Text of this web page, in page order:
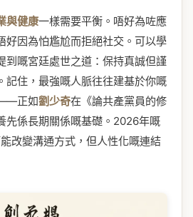
與健康一樣需要平衡。唔好為咗應
好因為怕尷尬而拒絕社交。可以學
到嘅宮廷處世之道：保持真誠但謹
記住，最強嘅人脈往往建基於你嘅
正如劉少奇在《論共產黨員的修
先係長期關係嘅基礎。2026年嘅
改變溝通方式，但人性化嘅連結